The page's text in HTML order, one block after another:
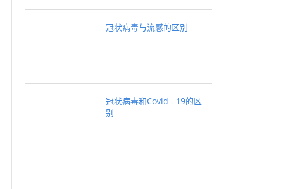
冠状病毒与流感的区别
冠状病毒和Covid - 19的区
别